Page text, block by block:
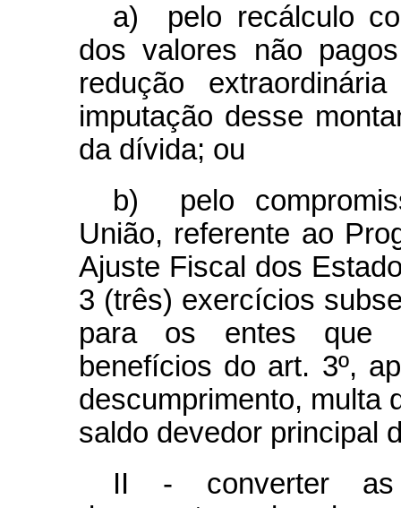
a) pelo recálculo
dos valores não
redução
imputação desse
da dívida; ou
b) pelo
União, referente ao
Ajuste Fiscal dos
3 (três) exercícios
para os entes que
benefícios do art. 3º,
descumprimento, multa
saldo devedor principal
II - converter as